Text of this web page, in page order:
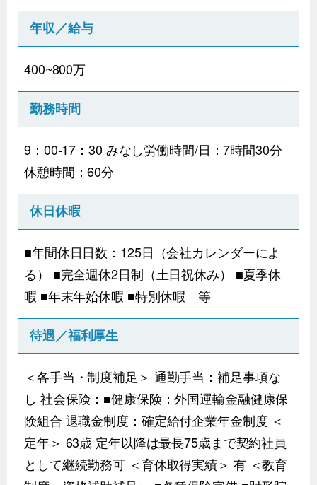
年収／給与
400~800万
勤務時間
9：00-17：30 みなし労働時間/日：7時間30分
休憩時間：60分
休日休暇
■年間休日日数：125日（会社カレンダーによ
る） ■完全週休2日制（土日祝休み） ■夏季休
暇 ■年末年始休暇 ■特別休暇 等
待遇／福利厚生
＜各手当・制度補足＞ 通勤手当：補足事項な
し 社会保険：■健康保険：外国運輸金融健康保
険組合 退職金制度：確定給付企業年金制度 ＜
定年＞ 63歳 定年以降は最長75歳まで契約社員
として継続勤務可 ＜育休取得実績＞ 有 ＜教育